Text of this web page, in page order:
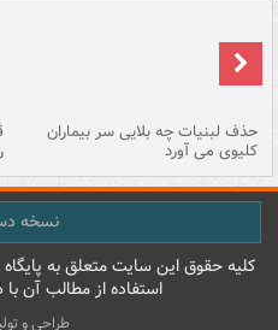
حذف لبنیات چه بلایی سر بیماران
کلیوی می آورد
نسخه
کليه حقوق اين سايت متعلق به
استفاده از مطالب آن
طراحی و